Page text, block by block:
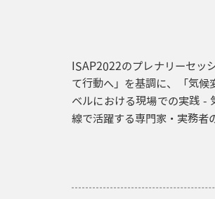
ISAP2022のプレナリーセッ
て行動へ」を基調に、「気候
ベルにおける現場での実践 -
線で活躍する専門家・実務者